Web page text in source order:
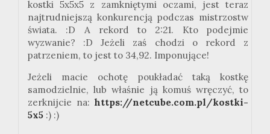
kostki5x5x5 z zamkniętymi oczami, jest teraz
najtrudniejszą konkurencją podczas mistrzostw
świata. :D A rekord to 2:21. Kto podejmie
wyzwanie? :D Jeżeli zaś chodzi o rekord z
patrzeniem, to jest to 34,92. Imponujące!
Jeżeli macie ochotę poukładać taką kostkę
samodzielnie, lub właśnie ją komuś wręczyć, to
zerknijcie na: https://netcube.com.pl/kostki-
5x5 :) :)